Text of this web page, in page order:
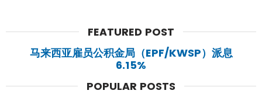
FEATURED POST
马来西亚雇员公积金局（EPF/KWSP）派息
6.15%
POPULAR POSTS